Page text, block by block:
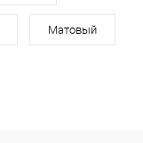
Матовый